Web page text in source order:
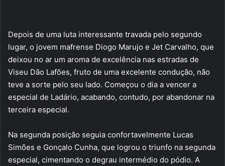
Depois de uma luta interessante travada pelo segundo
lugar, o jovem mafrense Diogo Marujo e Jet Carvalho, que
deixou no ar um aroma de excelência nas estradas de
Viseu Dão Lafões, fruto de uma excelente condução, não
teve a sorte pelo seu lado. Começou o dia a vencer a
especial de Ladário, acabando, contudo, por abandonar na
terceira especial.
Na segunda posição seguia confortavelmente Lucas
Simões e Gonçalo Cunha, que logrou o triunfo na segunda
especial, cimentando o degrau intermédio do pódio. A